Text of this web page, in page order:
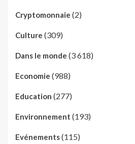
Cryptomonnaie (2)
Culture (309)
Dans le monde (3 618)
Economie (988)
Education (277)
Environnement (193)
Evénements(115)